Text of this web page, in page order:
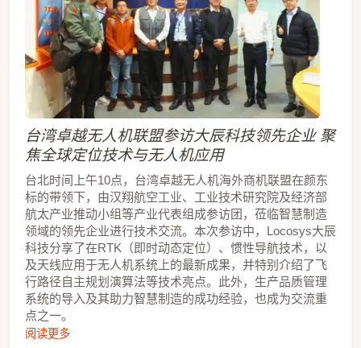
台湾卓越无人机联盟参访大辰科技领先企业 聚
焦全球定位技术与无人机应用
台北时间上午10点，台湾卓越无人机海外商机联盟在颜东
标的带领下，由汉翔航空工业、工业技术研究院及经济部
航太产业推动小组等产业代表组成参访团，莅临智慧制造
领域的领先企业进行技术交流。本次参访中，Locosys大辰
科技分享了在RTK（即时动态定位）、惯性导航技术，以
及天线应用于无人机系统上的最新成果，并特别介绍了飞
行路径自主规划演算法等技术亮点。此外，生产品质管理
系统的导入及其助力智慧制造的成功经验，也成为交流重
点之一。
阅读更多